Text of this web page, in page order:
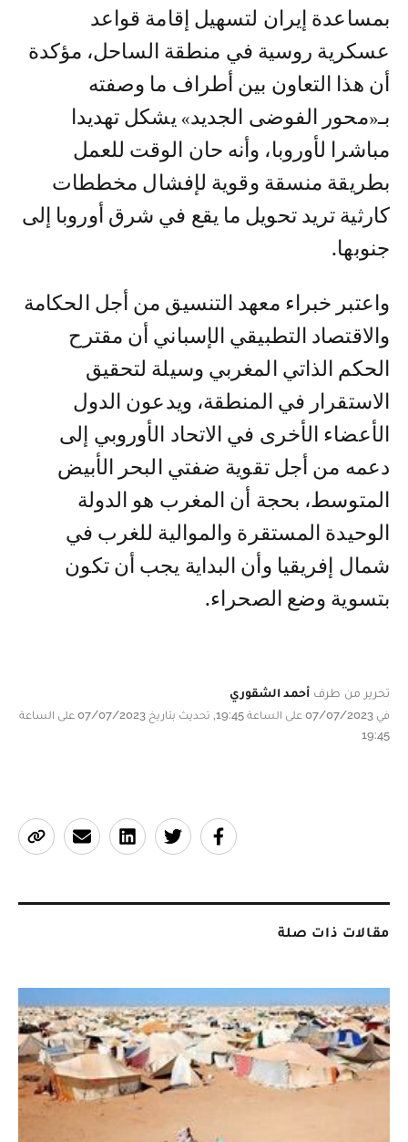
بمساعدة إيران لتسهيل إقامة قواعد
عسكرية روسية في منطقة الساحل، مؤكدة
أن هذا التعاون بين أطراف ما وصفته
بـ«محور الفوضى الجديد» يشكل تهديدا
مباشرا لأوروبا، وأنه حان الوقت للعمل
بطريقة منسقة وقوية لإفشال مخططات
كارثية تريد تحويل ما يقع في شرق أوروبا إلى
جنوبها.
واعتبر خبراء معهد التنسيق من أجل الحكامة
والاقتصاد التطبيقي الإسباني أن مقترح
الحكم الذاتي المغربي وسيلة لتحقيق
الاستقرار في المنطقة، ويدعون الدول
الأعضاء الأخرى في الاتحاد الأوروبي إلى
دعمه من أجل تقوية ضفتي البحر الأبيض
المتوسط، بحجة أن المغرب هو الدولة
الوحيدة المستقرة والموالية للغرب في
شمال إفريقيا وأن البداية يجب أن تكون
بتسوية وضع الصحراء.
تحرير من طرف أحمد الشقوري
في 07/07/2023 على الساعة 19:45, تحديث بتاريخ 07/07/2023 على الساعة
19:45
مقالات ذات صلة